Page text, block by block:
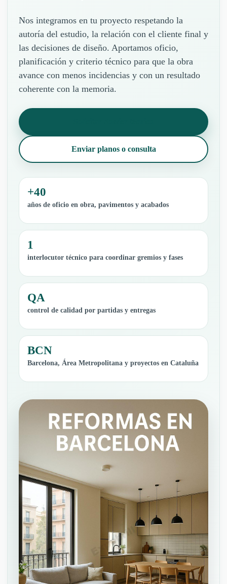
Nos integramos en tu proyecto respetando la
autoría del estudio, la relación con el cliente final y
las decisiones de diseño. Aportamos oficio,
planificación y criterio técnico para que la obra
avance con menos incidencias y con un resultado
coherente con la memoria.
Enviar planos o consulta
+40
años de oficio en obra, pavimentos y acabados
1
interlocutor técnico para coordinar gremios y fases
QA
control de calidad por partidas y entregas
BCN
Barcelona, Área Metropolitana y proyectos en Cataluña